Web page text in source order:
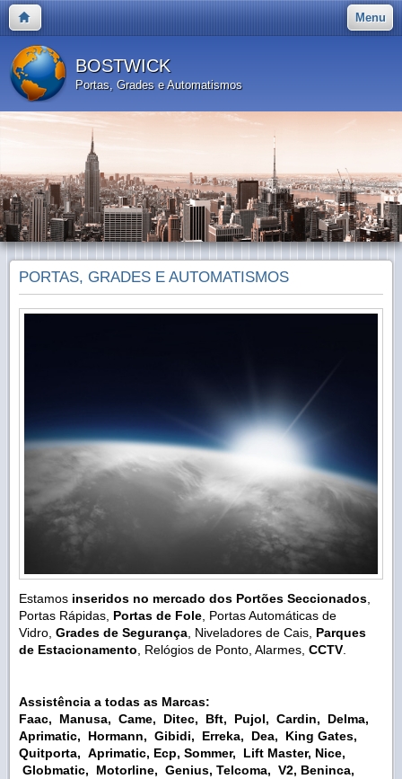
Menu
BOSTWICK
Portas, Grades e Automatismos
PORTAS, GRADES E AUTOMATISMOS
Estamos inseridos no mercado dos Portões Seccionados,
Portas Rápidas, Portas de Fole, Portas Automáticas de
Vidro, Grades de Segurança, Niveladores de Cais, Parques
de Estacionamento, Relógios de Ponto, Alarmes, CCTV.
Assistência a todas as Marcas:
Faac, Manusa, Came, Ditec, Bft, Pujol, Cardin, Delma,
Aprimatic, Hormann, Gibidi, Erreka, Dea, King Gates,
Quitporta, Aprimatic, Ecp, Sommer, Lift Master, Nice,
Globmatic, Motorline, Genius, Telcoma, V2, Beninca,